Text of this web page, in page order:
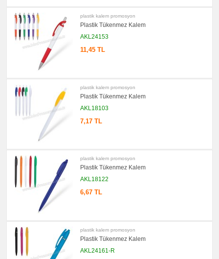
plastik kalem promosyon
Plastik Tükenmez Kalem
AKL24153
11,45 TL
plastik kalem promosyon
Plastik Tükenmez Kalem
AKL18103
7,17 TL
plastik kalem promosyon
Plastik Tükenmez Kalem
AKL18122
6,67 TL
plastik kalem promosyon
Plastik Tükenmez Kalem
AKL24161-R